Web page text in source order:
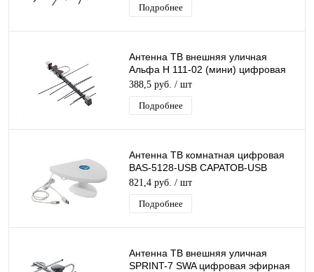
Подробнее
Антенна ТВ внешняя уличная
Альфа Н 111-02 (мини) цифровая
эфирная для DVB-T2 телевидения
наружная
388,5 руб. / шт
Подробнее
Антенна ТВ комнатная цифровая
BAS-5128-USB САРАТОВ-USB
эфирная для DVB-T2 телевидения
Рэмо
821,4 руб. / шт
Подробнее
Антенна ТВ внешняя уличная
SPRINT-7 SWA цифровая эфирная